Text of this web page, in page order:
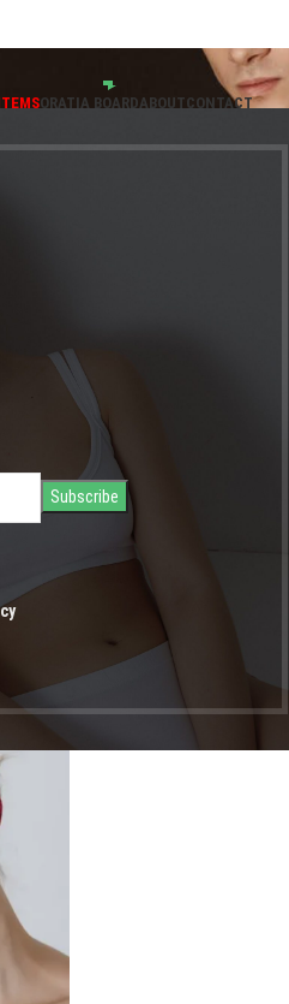
ORATIA BOARDABOUTCONTACT
άνετη
|